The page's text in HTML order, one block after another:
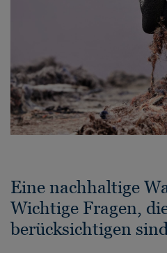
Eine nachhaltige
Wichtige Fragen,
berücksichtigen